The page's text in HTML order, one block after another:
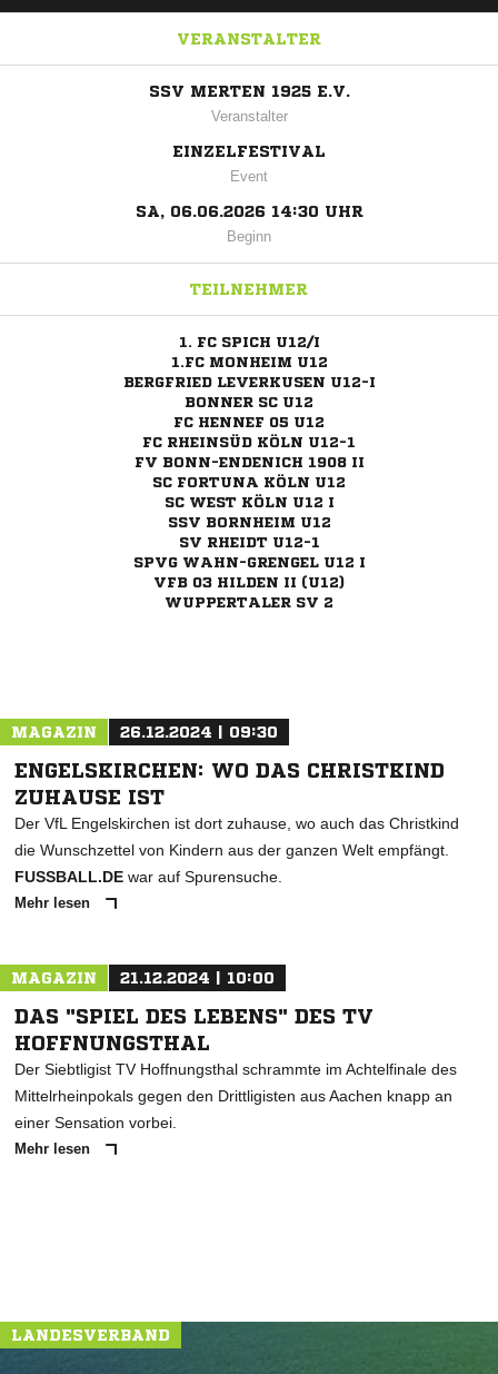
VERANSTALTER
SSV MERTEN 1925 E.V.
Veranstalter
EINZELFESTIVAL
Event
SA, 06.06.2026 14:30 UHR
Beginn
TEILNEHMER
1. FC SPICH U12/I
1.FC MONHEIM U12
BERGFRIED LEVERKUSEN U12-I
BONNER SC U12
FC HENNEF 05 U12
FC RHEINSÜD KÖLN U12-1
FV BONN-ENDENICH 1908 II
SC FORTUNA KÖLN U12
SC WEST KÖLN U12 I
SSV BORNHEIM U12
SV RHEIDT U12-1
SPVG WAHN-GRENGEL U12 I
VFB 03 HILDEN II (U12)
WUPPERTALER SV 2
MAGAZIN 26.12.2024 | 09:30
ENGELSKIRCHEN: WO DAS CHRISTKIND
ZUHAUSE IST
Der VfL Engelskirchen ist dort zuhause, wo auch das Christkind
die Wunschzettel von Kindern aus der ganzen Welt empfängt.
FUSSBALL.DE war auf Spurensuche.
Mehr lesen
MAGAZIN 21.12.2024 | 10:00
DAS "SPIEL DES LEBENS" DES TV
HOFFNUNGSTHAL
Der Siebtligist TV Hoffnungsthal schrammte im Achtelfinale des
Mittelrheinpokals gegen den Drittligisten aus Aachen knapp an
einer Sensation vorbei.
Mehr lesen
LANDESVERBAND